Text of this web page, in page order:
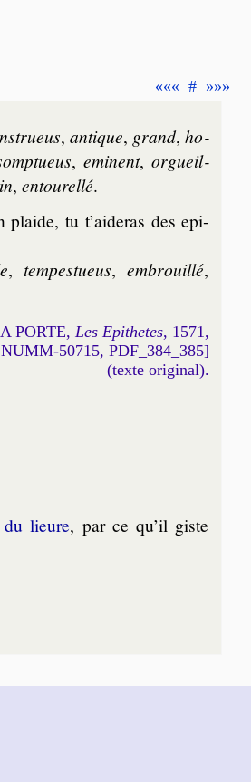
««« # »»»
,an­tique, grand,ho­
,emi­nent,or­gueil­
, en­tou­rel­lé.
tu t’aideras des epi­
,tem­pes­tueus,em­brouil­lé,
PORTE, Les Epithetes, 1571,
50715, PDF_384_385]
(texte original).
lieure, par ce qu’il giste